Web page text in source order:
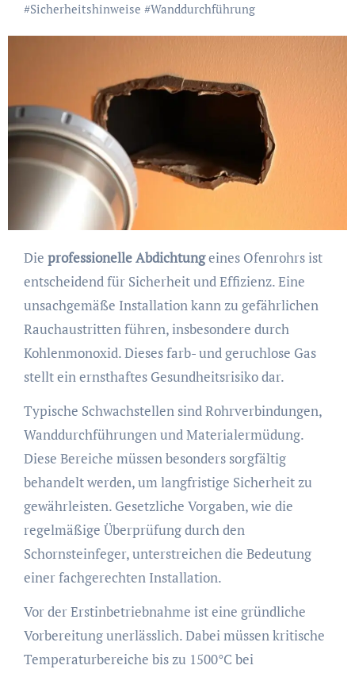
#Sicherheitshinweise #Wanddurchführung
Die professionelle Abdichtungeines Ofenrohrs ist
entscheidend für Sicherheit und Effizienz. Eine
unsachgemäße Installation kann zu gefährlichen
Rauchaustritten führen, insbesondere durch
Kohlenmonoxid. Dieses farb- und geruchlose Gas
stellt ein ernsthaftes Gesundheitsrisiko dar.
Typische Schwachstellen sind Rohrverbindungen,
Wanddurchführungen und Materialermüdung.
Diese Bereiche müssen besonders sorgfältig
behandelt werden, um langfristige Sicherheit zu
gewährleisten. Gesetzliche Vorgaben, wie die
regelmäßige Überprüfung durch den
Schornsteinfeger, unterstreichen die Bedeutung
einer fachgerechten Installation.
Vor der Erstinbetriebnahme ist eine gründliche
Vorbereitung unerlässlich. Dabei müssen kritische
Temperaturbereiche bis zu 1500°C bei